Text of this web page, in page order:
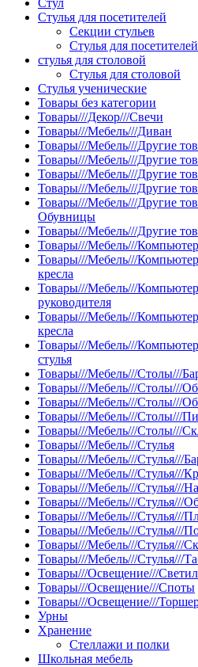
Стул
Стулья для посетителей
Секции стульев
Стулья для посетителей
стулья для столовой
Стулья для столовой
Стулья ученические
Товары без категории
Товары///Декор///Свечи
Товары///Мебель///Диван
Товары///Мебель///Другие
Товары///Мебель///Другие
Товары///Мебель///Другие
Товары///Мебель///Другие
Товары///Мебель///Другие
Обувницы
Товары///Мебель///Другие
Товары///Мебель///
Товары///Мебель///
кресла
Товары///Мебель///
руководителя
Товары///Мебель///
кресла
Товары///Мебель///
стулья
Товары///Мебель///Столы///
Товары///Мебель///Столы///
Товары///Мебель///Столы///
Товары///Мебель///Столы///
Товары///Мебель///Столы///
Товары///Мебель///Стулья
Товары///Мебель///Стулья///
Товары///Мебель///Стулья///
Товары///Мебель///Стулья///
Товары///Мебель///Стулья///
Товары///Мебель///Стулья///
Товары///Мебель///Стулья///
Товары///Мебель///Стулья///
Товары///Мебель///Стулья///
Товары///Освещение///
Товары///Освещение///Споты
Товары///Освещение///
Урны
Хранение
Стеллажи и полки
Школьная мебель